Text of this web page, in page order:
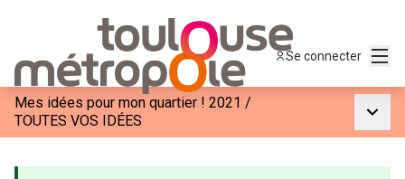
Se connecter
Mes idées pour mon quartier ! 2021 /
TOUTES VOS IDÉES